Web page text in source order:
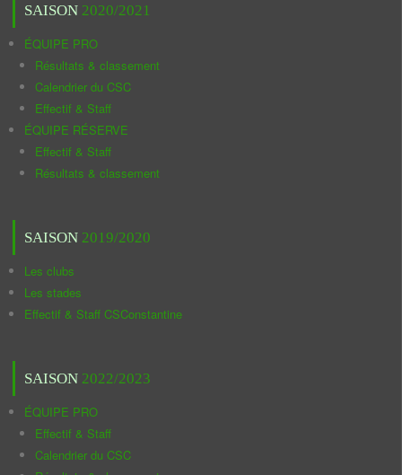
SAISON 2020/2021
ÉQUIPE PRO
Résultats & classement
Calendrier du CSC
Effectif & Staff
ÉQUIPE RÉSERVE
Effectif & Staff
Résultats & classement
SAISON 2019/2020
Les clubs
Les stades
Effectif & Staff CSConstantine
SAISON 2022/2023
ÉQUIPE PRO
Effectif & Staff
Calendrier du CSC